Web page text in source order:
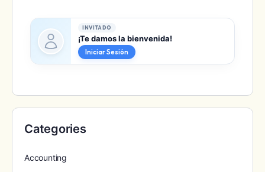
INVITADO
¡Te damos la bienvenida!
Iniciar Sesión
Categories
Accounting